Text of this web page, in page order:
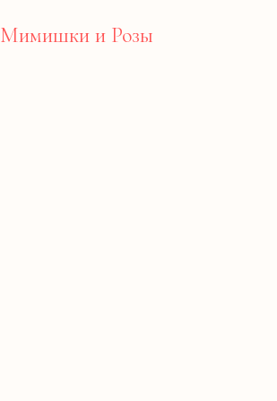
Мимишки и Розы